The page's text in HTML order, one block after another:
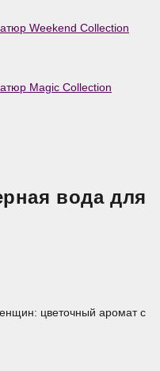
вода для
₽
цветочный аромат с